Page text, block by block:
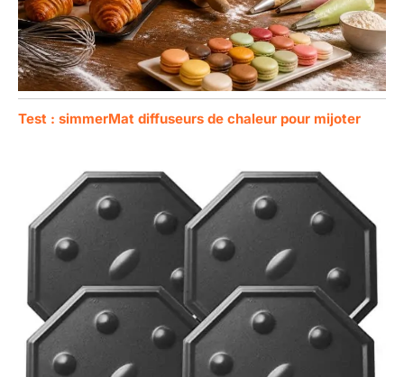
Test : simmerMat diffuseurs de chaleur pour mijoter